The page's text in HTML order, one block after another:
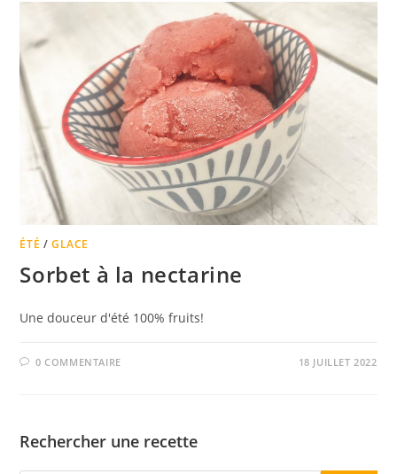
ÉTÉ /GLACE
Sorbet à la nectarine
Une douceur d'été 100% fruits!
0 COMMENTAIRE 18 JUILLET 2022
Rechercher une recette